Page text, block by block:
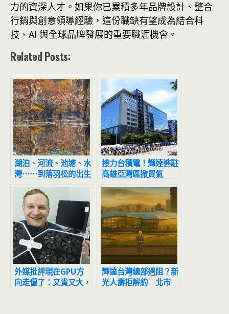
力的資深人才。如果你已累積多年品牌設計、整合
行銷與創意領導經驗，這份職缺有望成為結合科
技、AI 與全球品牌發展的重要職涯機會。
Related Posts:
湖泊、河流、池塘、水
灣⋯⋯到落羽松的出生
地美國，擁抱浪漫的秋
日風情！
接力台積電！輝達進駐
高雄亞灣區掀買氣
外媒批評現在GPU方
向走偏了：又貴又大，
輝達台灣總部遇阻？新
光人壽拒解約 北市